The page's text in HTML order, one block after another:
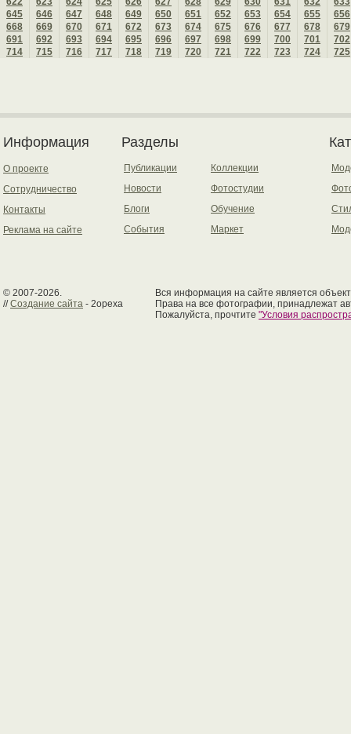
645
646 647 648 649 650 651 652 653 654 655
656
668
669 670 671 672 673 674 675 676 677 678
679
691
692 693 694 695 696 697 698 699 700 701
702
714
715 716 717 718 719 720 721 722 723 724 725
Информация
О проекте
Сотрудничество
Контакты
Реклама на сайте
Разделы
Публикации
Новости
Блоги
События
Коллекции
Фотостудии
Обучение
Маркет
© 2007-2026.
//Создание сайта - 2opexa
Вся информация на сайте является
Права на все фотографии, принадлежат
Пожалуйста, прочтите "Условия